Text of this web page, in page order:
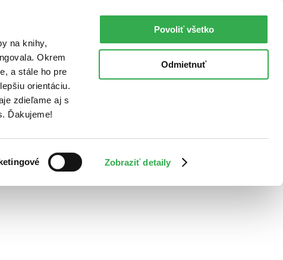
na knihy,
Okrem
a stále ho pre
orientáciu.
zdieľame aj s
Ďakujeme!
Zobraziť detaily
Povoliť všetko
Odmietnuť